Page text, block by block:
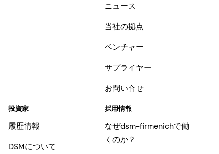
ニュース
当社の拠点
ベンチャー
サプライヤー
お問い合せ
投資家
履歴情報
DSMについて
採用情報
なぜdsm-firmenichで働
くのか？